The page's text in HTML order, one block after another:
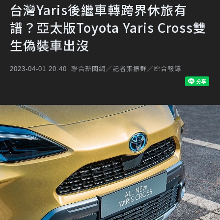
台灣Yaris後繼車轉跨界休旅有
譜？亞太版Toyota Yaris Cross雙
生偽裝車出沒
2023-04-01 20:40 聯合新聞網／記者張振群／綜合報導